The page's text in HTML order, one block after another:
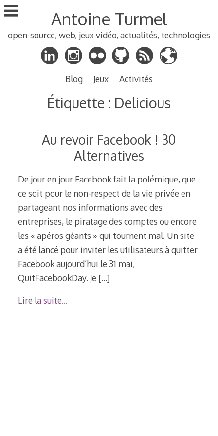
Aller
au
principal
Antoine Turmel
open-source, web, jeux vidéo, actualités, technologies
Blog Jeux Activités
Étiquette : Delicious
Au revoir Facebook ! 30
Alternatives
De jour en jour Facebook fait la polémique, que
ce soit pour le non-respect de la vie privée en
partageant nos informations avec des
entreprises, le piratage des comptes ou encore
les « apéros géants » qui tournent mal. Un site
a été lancé pour inviter les utilisateurs à quitter
Facebook aujourd’hui le 31 mai,
QuitFacebookDay. Je […]
Lire la suite…